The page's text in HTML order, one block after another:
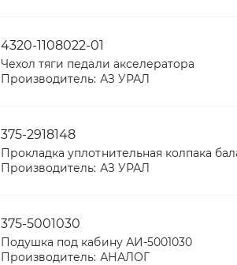
4320-1108022-01
Чехол тяги педали акселератора
Производитель: АЗ УРАЛ
375-2918148
Прокладка уплотнительная колпака
Производитель: АЗ УРАЛ
375-5001030
Подушка под кабину АИ-5001030
Производитель: АНАЛОГ